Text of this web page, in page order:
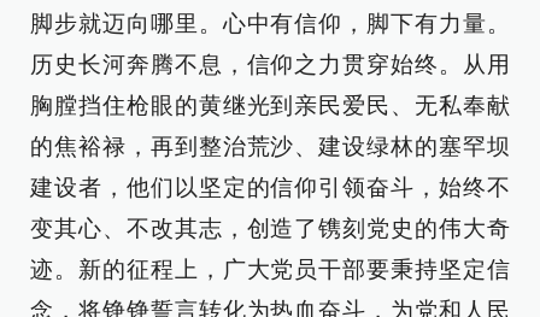
脚步就迈向哪里。心中有信仰，脚下有力量。
历史长河奔腾不息，信仰之力贯穿始终。从用
胸膛挡住枪眼的黄继光到亲民爱民、无私奉献
的焦裕禄，再到整治荒沙、建设绿林的塞罕坝
建设者，他们以坚定的信仰引领奋斗，始终不
变其心、不改其志，创造了镌刻党史的伟大奇
迹。新的征程上，广大党员干部要秉持坚定信
念，将铮铮誓言转化为热血奋斗，为党和人民